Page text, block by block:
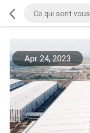
Apr 24, 2023